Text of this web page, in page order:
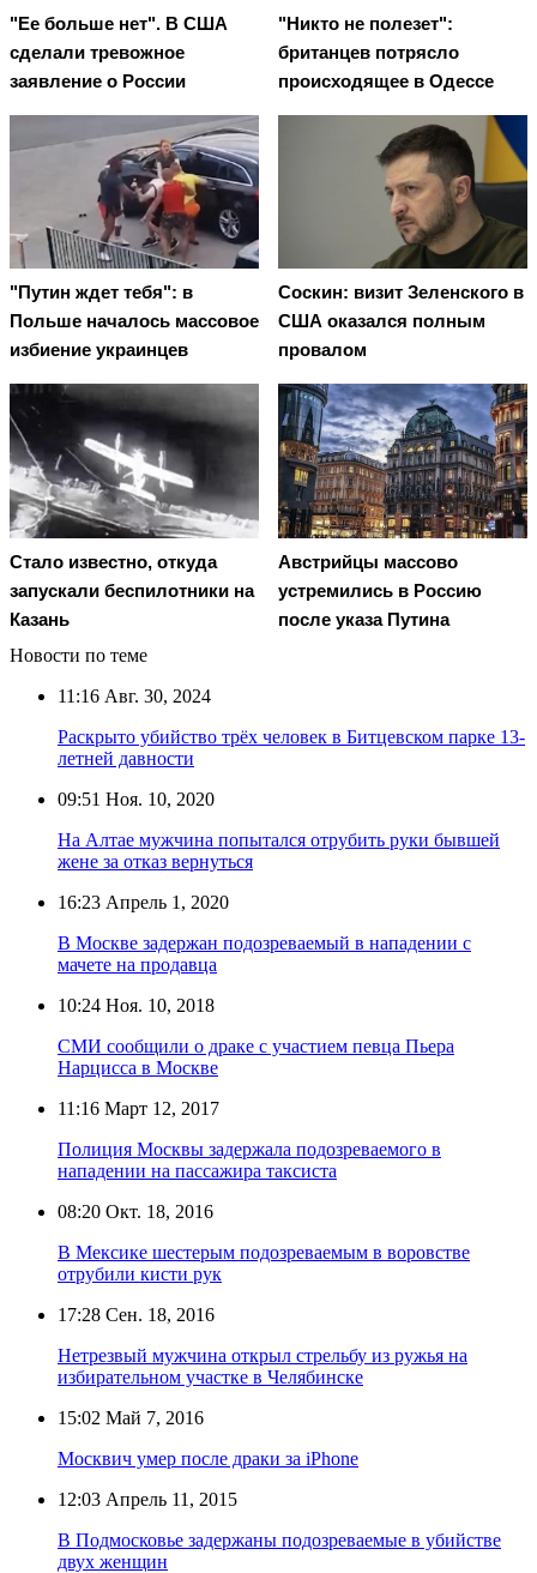
"Ее больше нет". В США
сделали тревожное
заявление о России
"Никто не полезет":
британцев потрясло
происходящее в Одессе
"Путин ждет тебя": в
Польше началось массовое
избиение украинцев
Соскин: визит Зеленского в
США оказался полным
провалом
Стало известно, откуда
запускали беспилотники на
Казань
Австрийцы массово
устремились в Россию
после указа Путина
Новости по теме
11:16 Авг. 30, 2024
Раскрыто убийство трёх человек в Битцевском парке 13-
летней давности
09:51 Ноя. 10, 2020
На Алтае мужчина попытался отрубить руки бывшей
жене за отказ вернуться
16:23 Апрель 1, 2020
В Москве задержан подозреваемый в нападении с
мачете на продавца
10:24 Ноя. 10, 2018
СМИ сообщили о драке с участием певца Пьера
Нарцисса в Москве
11:16 Март 12, 2017
Полиция Москвы задержала подозреваемого в
нападении на пассажира таксиста
08:20 Окт. 18, 2016
В Мексике шестерым подозреваемым в воровстве
отрубили кисти рук
17:28 Сен. 18, 2016
Нетрезвый мужчина открыл стрельбу из ружья на
избирательном участке в Челябинске
15:02 Май 7, 2016
Москвич умер после драки за iPhone
12:03 Апрель 11, 2015
В Подмосковье задержаны подозреваемые в убийстве
двух женщин